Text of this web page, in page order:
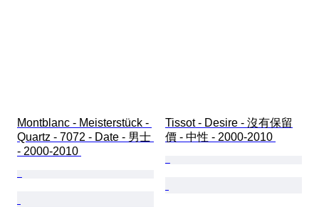
Montblanc - Meisterstück -
Quartz - 7072 - Date - 男士
- 2000-2010
Tissot - Desire - 沒有保留
價 - 中性 - 2000-2010